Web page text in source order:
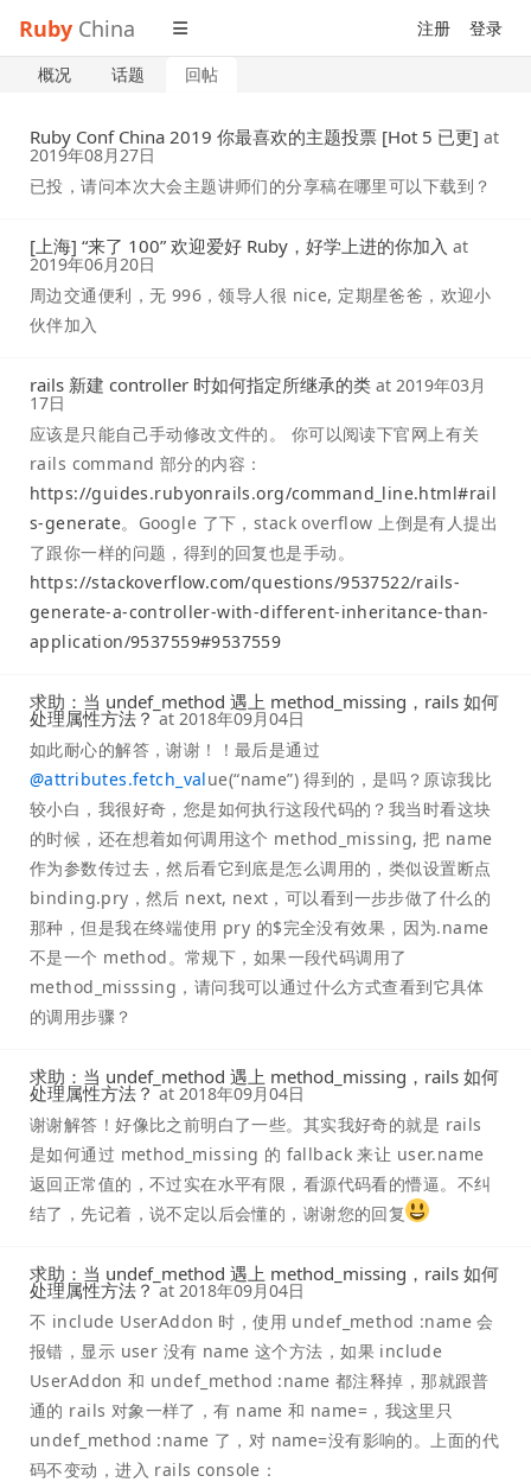
Ruby China 注册 登录
概况 话题 回帖
Ruby Conf China 2019 你最喜欢的主题投票 [Hot 5 已更] at
2019年08月27日
已投，请问本次大会主题讲师们的分享稿在哪里可以下载到？
[上海] “来了 100” 欢迎爱好 Ruby，好学上进的你加入 at
2019年06月20日
周边交通便利，无 996，领导人很 nice, 定期星爸爸，欢迎小
伙伴加入
rails 新建 controller 时如何指定所继承的类 at 2019年03月
17日
应该是只能自己手动修改文件的。 你可以阅读下官网上有关
rails command 部分的内容：
https://guides.rubyonrails.org/command_line.html#rail
s-generate。Google 了下，stack overflow 上倒是有人提出
了跟你一样的问题，得到的回复也是手动。
https://stackoverflow.com/questions/9537522/rails-
generate-a-controller-with-different-inheritance-than-
application/9537559#9537559
求助：当 undef_method 遇上 method_missing，rails 如何
处理属性方法？ at 2018年09月04日
如此耐心的解答，谢谢！！最后是通过
@attributes.fetch_value(“name”) 得到的，是吗？原谅我比
较小白，我很好奇，您是如何执行这段代码的？我当时看这块
的时候，还在想着如何调用这个 method_missing, 把 name
作为参数传过去，然后看它到底是怎么调用的，类似设置断点
binding.pry，然后 next, next，可以看到一步步做了什么的
那种，但是我在终端使用 pry 的$完全没有效果，因为.name
不是一个 method。常规下，如果一段代码调用了
method_misssing，请问我可以通过什么方式查看到它具体
的调用步骤？
求助：当 undef_method 遇上 method_missing，rails 如何
处理属性方法？ at 2018年09月04日
谢谢解答！好像比之前明白了一些。其实我好奇的就是 rails
是如何通过 method_missing 的 fallback 来让 user.name
返回正常值的，不过实在水平有限，看源代码看的懵逼。不纠
结了，先记着，说不定以后会懂的，谢谢您的回复
求助：当 undef_method 遇上 method_missing，rails 如何
处理属性方法？ at 2018年09月04日
不 include UserAddon 时，使用 undef_method :name 会
报错，显示 user 没有 name 这个方法，如果 include
UserAddon 和 undef_method :name 都注释掉，那就跟普
通的 rails 对象一样了，有 name 和 name=，我这里只
undef_method :name 了，对 name=没有影响的。上面的代
码不变动，进入 rails console：